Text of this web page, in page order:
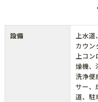
設備
上水
カウン
上コ
燥機、
洗浄便
サー、
道、駐